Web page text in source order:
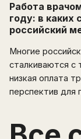
Работа
году: в каких
российский
Многие
сталкиваются с
низкая оплата
перспектив для
горизонты и